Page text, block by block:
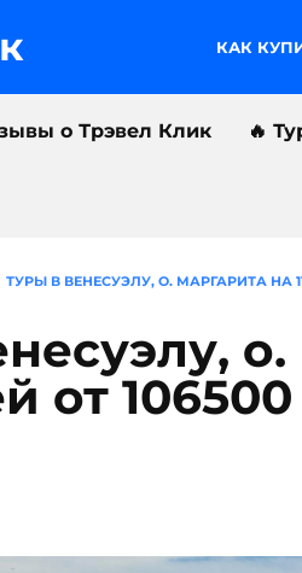
КАК
о Трэвел Клик 🔥
ТУРЫ В ВЕНЕСУЭЛУ, О. МАРГАРИТА НА
от